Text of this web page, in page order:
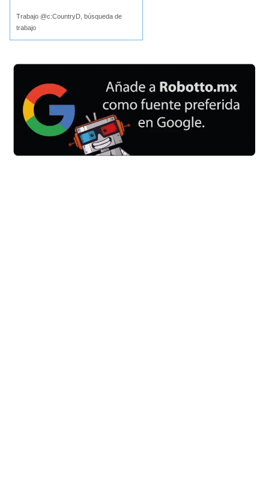
Trabajo @c:CountryD, búsqueda de
trabajo